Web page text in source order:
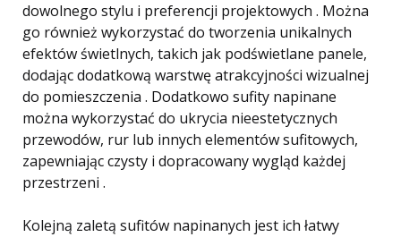
dowolnego stylu i preferencji projektowych . Można
go również wykorzystać do tworzenia unikalnych
efektów świetlnych, takich jak podświetlane panele,
dodając dodatkową warstwę atrakcyjności wizualnej
do pomieszczenia . Dodatkowo sufity napinane
można wykorzystać do ukrycia nieestetycznych
przewodów, rur lub innych elementów sufitowych,
zapewniając czysty i dopracowany wygląd każdej
przestrzeni .
Kolejną zaletą sufitów napinanych jest ich łatwy